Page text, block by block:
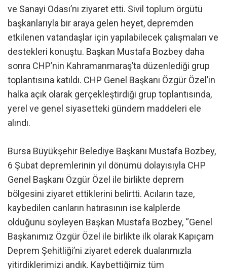
ve Sanayi Odası’nı ziyaret etti. Sivil toplum örgütü
başkanlarıyla bir araya gelen heyet, depremden
etkilenen vatandaşlar için yapılabilecek çalışmaları ve
destekleri konuştu. Başkan Mustafa Bozbey daha
sonra CHP’nin Kahramanmaraş’ta düzenlediği grup
toplantısına katıldı. CHP Genel Başkanı Özgür Özel’in
halka açık olarak gerçekleştirdiği grup toplantısında,
yerel ve genel siyasetteki gündem maddeleri ele
alındı.
Bursa Büyükşehir Belediye Başkanı Mustafa Bozbey,
6 Şubat depremlerinin yıl dönümü dolayısıyla CHP
Genel Başkanı Özgür Özel ile birlikte deprem
bölgesini ziyaret ettiklerini belirtti. Acıların taze,
kaybedilen canların hatırasının ise kalplerde
olduğunu söyleyen Başkan Mustafa Bozbey, “Genel
Başkanımız Özgür Özel ile birlikte ilk olarak Kapıçam
Deprem Şehitliği’ni ziyaret ederek dualarımızla
yitirdiklerimizi andık. Kaybettiğimiz tüm